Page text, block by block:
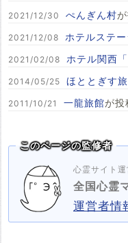
2021/12/30 ぺんぎん村
2021/12/08 ホテルステー
2021/02/08 ホテル関西
2014/05/25 ほととぎす
2011/10/21 一龍旅館が投
このページの監修者
心霊サイト運
全国心霊
運営者情